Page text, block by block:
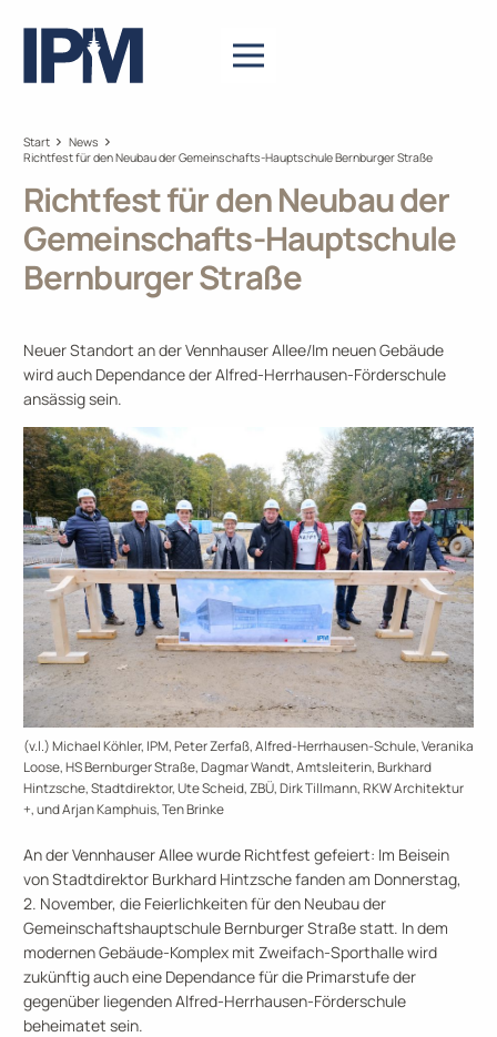
Start
News
Richtfest für den Neubau der Gemeinschafts-Hauptschule Bernburger Straße
Richtfest für den Neubau der
Gemeinschafts-Hauptschule
Bernburger Straße
Neuer Standort an der Vennhauser Allee/Im neuen Gebäude
wird auch Dependance der Alfred-Herrhausen-Förderschule
ansässig sein.
(v.l.) Michael Köhler, IPM, Peter Zerfaß, Alfred-Herrhausen-Schule, Veranika
Loose, HS Bernburger Straße, Dagmar Wandt, Amtsleiterin, Burkhard
Hintzsche, Stadtdirektor, Ute Scheid, ZBÜ, Dirk Tillmann, RKW Architektur
+, und Arjan Kamphuis, Ten Brinke
An der Vennhauser Allee wurde Richtfest gefeiert: Im Beisein
von Stadtdirektor Burkhard Hintzsche fanden am Donnerstag,
2. November, die Feierlichkeiten für den Neubau der
Gemeinschaftshauptschule Bernburger Straße statt. In dem
modernen Gebäude-Komplex mit Zweifach-Sporthalle wird
zukünftig auch eine Dependance für die Primarstufe der
gegenüber liegenden Alfred-Herrhausen-Förderschule
beheimatet sein.